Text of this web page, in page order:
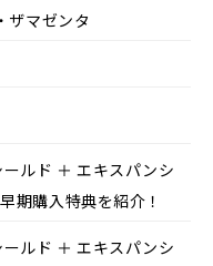
マゼンタ
ルド ＋ エキスパンシ
期購入特典を紹介！
ルド ＋ エキスパンシ